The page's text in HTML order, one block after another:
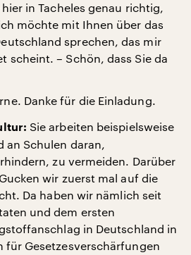
in Tacheles genau richtig,
möchte mit Ihnen über das
sprechen, das mir
scheint. – Schön, dass Sie da
Danke für die Einladung.
Sie arbeiten beispielsweise
an Schulen daran,
zu vermeiden. Darüber
wir zuerst mal auf die
Da haben wir nämlich seit
und dem ersten
in Deutschland in
für Gesetzesverschärfungen